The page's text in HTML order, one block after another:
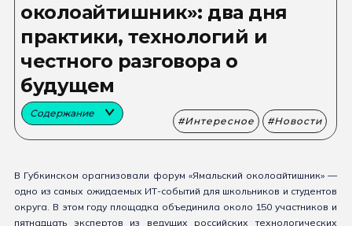
околоайтишник»: два дня
практики, технологий и
честного разговора о
будущем
Содержание
Интересное Новости
В Губкинском орагнизовали форум «Ямальский околоайтишник» —
одно из самых ожидаемых ИТ-событий для школьников и студентов
округа. В этом году площадка объединила около 150 участников и
пятнадцать экспертов из ведущих российских технологических